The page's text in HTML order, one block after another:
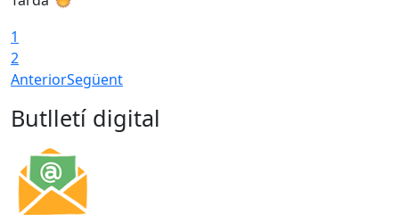
1
2
AnteriorSegüent
Butlletí digital